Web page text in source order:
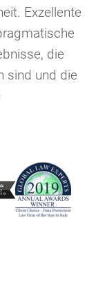
Exzellente
die
sind und die